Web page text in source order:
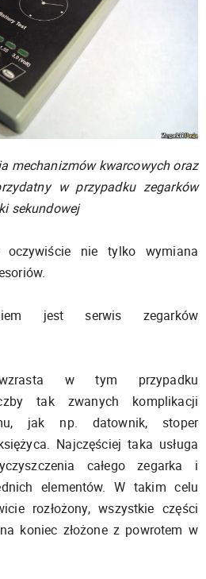
mechanizmów kwarcowych oraz
w przypadku zegarków
sekundowej
oczywiście nie tylko wymiana
jest serwis zegarków
w tym przypadku
tak zwanych komplikacji
jak np. datownik, stoper
Najczęściej taka usługa
całego zegarka i
elementów. W takim celu
rozłożony, wszystkie części
koniec złożone z powrotem w